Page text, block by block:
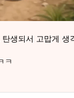
생되서 고맙게 생
ㅋ